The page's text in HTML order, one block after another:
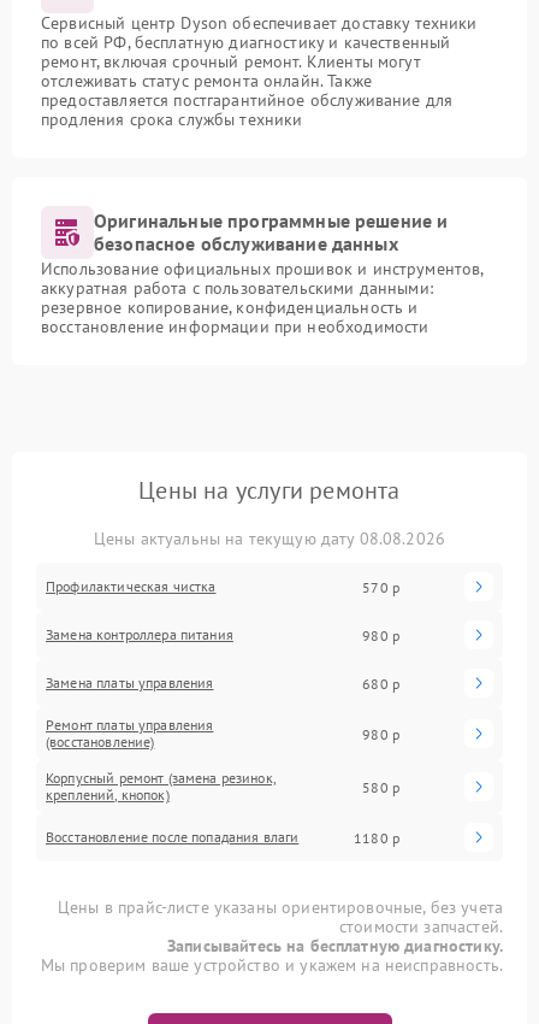
Сервисный центр Dyson обеспечивает доставку техники
по всей РФ, бесплатную диагностику и качественный
ремонт, включая срочный ремонт. Клиенты могут
отслеживать статус ремонта онлайн. Также
предоставляется постгарантийное обслуживание для
продления срока службы техники
Оригинальные программные решение и
безопасное обслуживание данных
Использование официальных прошивок и инструментов,
аккуратная работа с пользовательскими данными:
резервное копирование, конфиденциальность и
восстановление информации при необходимости
Цены на услуги ремонта
Цены актуальны на текущую дату 08.08.2026
Профилактическая чистка 570 р
Замена контроллера питания 980 р
Замена платы управления 680 р
Ремонт платы управления
(восстановление)
980 р
Корпусный ремонт (замена резинок,
креплений, кнопок)
580 р
Восстановление после попадания влаги 1180 р
Цены в прайс-листе указаны ориентировочные, без учета
стоимости запчастей.
Записывайтесь на бесплатную диагностику.
Мы проверим ваше устройство и укажем на неисправность.